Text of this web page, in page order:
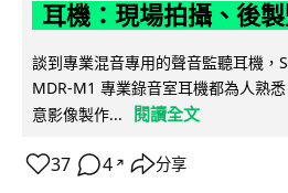
耳機：現場拍攝、後
談到專業混音專用的聲音監聽耳機，
MDR-M1 專業錄音室耳機都為人熟
意影像製作...
閱讀全文
37 4 ↗ 分享